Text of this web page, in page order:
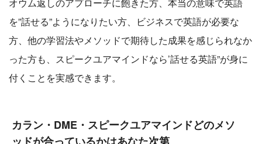
を”話せる”ようになりたい方、ビジネスで英語が必要な
方、他の学習法やメソッドで期待した成果を感じられなか
った方も、スピークユアマインドなら’話せる英語”が身に
付くことを実感できます。
カラン・DME・スピークユアマインドどのメソ
ッドが合っているかはあなた次第